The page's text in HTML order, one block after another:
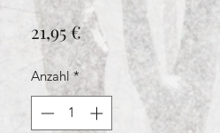
21,95 €Preis
Anzahl *